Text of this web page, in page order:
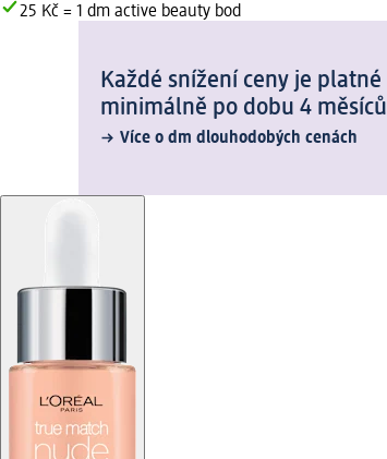
25 Kč = 1 dm active beauty bod
Každé snížení ceny je platné
minimálně po dobu 4 měsíců
Více o dm dlouhodobých cenách